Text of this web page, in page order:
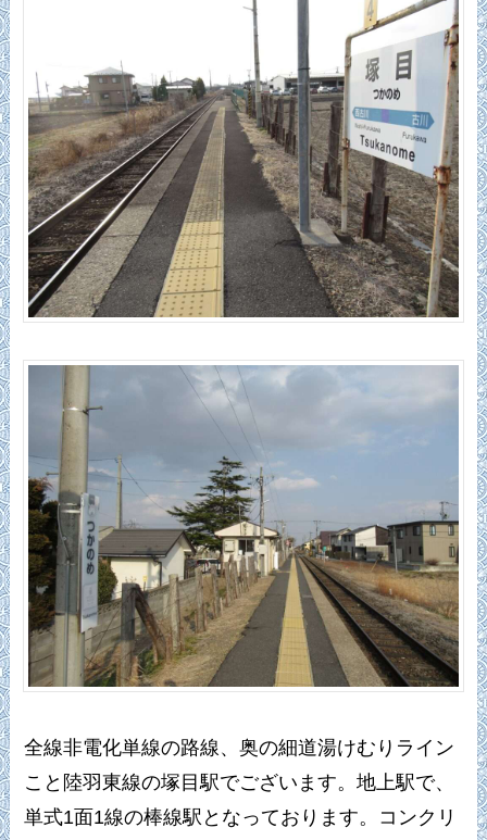
全線非電化単線の路線、奥の細道湯けむりライン
こと陸羽東線の塚目駅でございます。地上駅で、
単式1面1線の棒線駅となっております。コンクリ